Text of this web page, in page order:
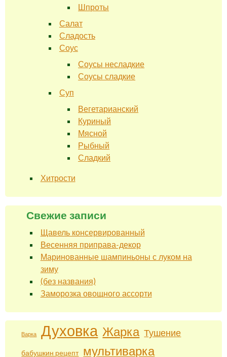
Шпроты
Салат
Сладость
Соус
Соусы несладкие
Соусы сладкие
Суп
Вегетарианский
Куриный
Мясной
Рыбный
Сладкий
Хитрости
Свежие записи
Щавель консервированный
Весенняя приправа-декор
Маринованные шампиньоны с луком на
зиму
(без названия)
Заморозка овощного ассорти
Варка Духовка Жарка Тушение
бабушкин рецепт мультиварка